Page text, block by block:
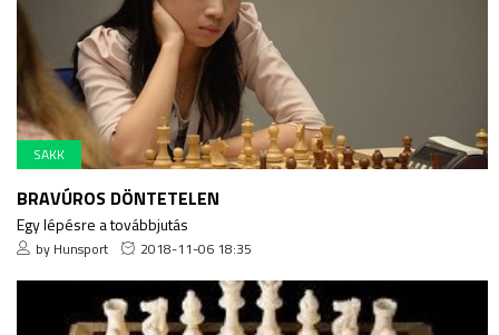
SAKK
BRAVÚROS DÖNTETELEN
Egy lépésre a továbbjutás
by Hunsport 2018-11-06 18:35